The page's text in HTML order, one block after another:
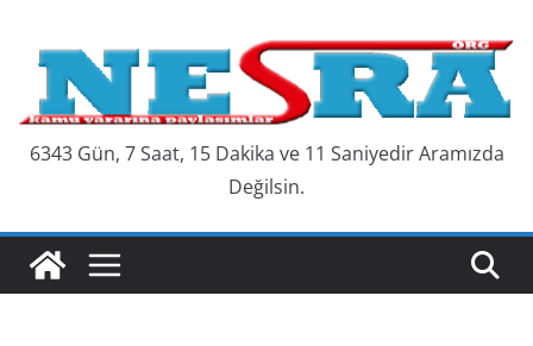
content
6343 Gün, 7 Saat, 15 Dakika ve 13 Saniyedir Aramızda
Değilsin.